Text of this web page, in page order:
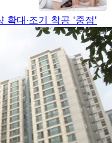
확대·조기 착공 '중점'